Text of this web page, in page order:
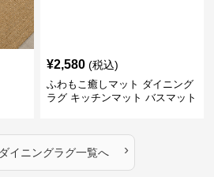
¥2,580 (税込)
ふわもこ癒しマット ダイニング
ラグ キッチンマット バスマット
イニングラグ一覧へ ›